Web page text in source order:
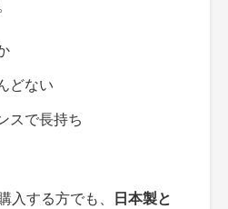
どない
スで長持ち
入する方でも、 日本製と